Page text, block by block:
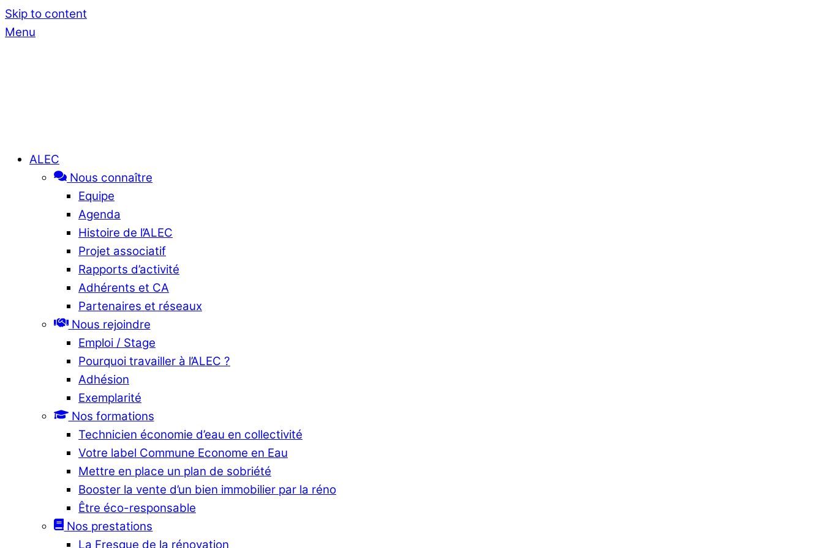
Skip to content
Menu
ALEC
Nous connaître
Equipe
Agenda
Histoire de l’ALEC
Projet associatif
Rapports d’activité
Adhérents et CA
Partenaires et réseaux
Nous rejoindre
Emploi / Stage
Pourquoi travailler à l’ALEC ?
Adhésion
Exemplarité
Nos formations
Technicien économie d’eau en collectivité
Votre label Commune Econome en Eau
Mettre en place un plan de sobriété
Booster la vente d’un bien immobilier par la réno
Être éco-responsable
Nos prestations
La Fresque de la rénovation